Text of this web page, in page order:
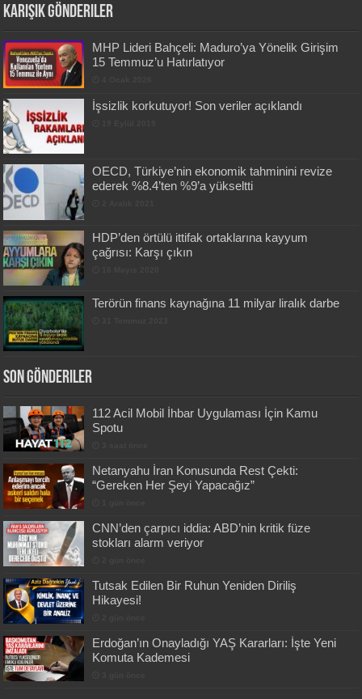
Karışık Gönderiler
MHP Lideri Bahçeli: Maduro’ya Yönelik Girişim
15 Temmuz’u Hatırlatıyor
İşsizlik korkutuyor! Son veriler açıklandı
OECD, Türkiye’nin ekonomik tahminini revize
ederek %8.4’ten %9’a yükseltti
HDP’den örtülü ittifak ortaklarına kayyum
çağrısı: Karşı çıkın
Terörün finans kaynağına 11 milyar liralık darbe
Son Gönderiler
112 Acil Mobil İhbar Uygulaması İçin Kamu
Spotu
Netanyahu İran Konusunda Rest Çekti:
“Gereken Her Şeyi Yapacağız”
CNN’den çarpıcı iddia: ABD’nin kritik füze
stokları alarm veriyor
Tutsak Edilen Bir Ruhun Yeniden Diriliş
Hikayesi!
Erdoğan’ın Onayladığı YAŞ Kararları: İşte Yeni
Komuta Kademesi